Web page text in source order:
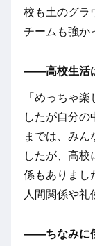
校も土のグラ
チームも強か
――高校生活
「めっちゃ
したが自分の
までは、みん
したが、高校
係もありまし
人間関係や礼
――ちなみに